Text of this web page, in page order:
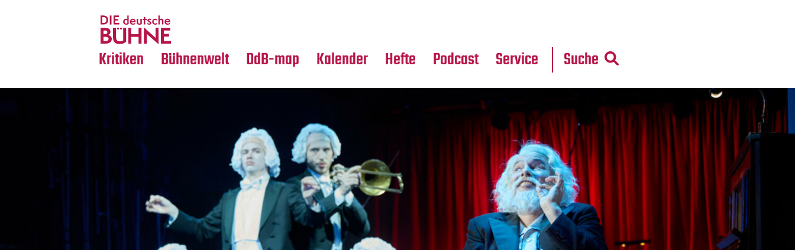
Kritiken
Crossover
Bühnenwelt
Medientipps
DdB-map Kalender Hefte Podcast Service Suche